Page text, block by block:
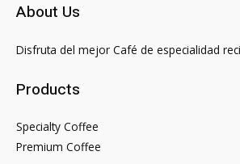
JavaScript
JS
About Us
Disfruta del mejor Café de especialidad
Products
Specialty Coffee
Premium Coffee